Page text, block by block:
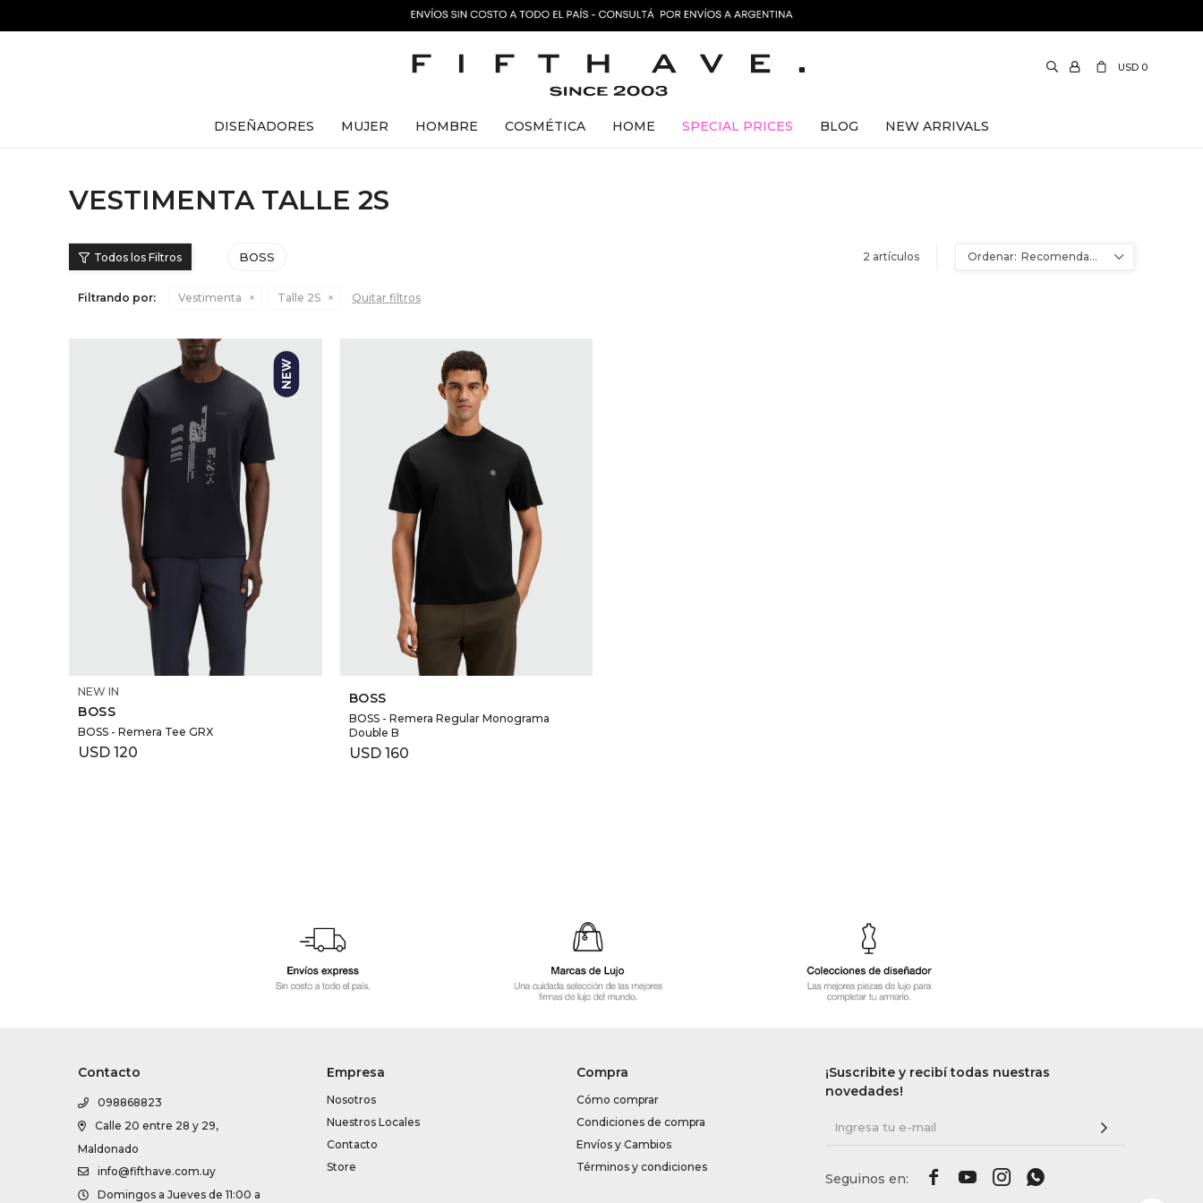
DISEÑADORES MUJER HOMBRE COSMÉTICA HOME SPECIAL PRICES BLOG NEW ARRIVALS
USD 0
VESTIMENTA TALLE 2S
BOSS 2 artículos Recomendados
Filtrando por: Vestimenta Talle 2S Quitar filtros
SELECCIONAR TALLE
NEW IN
BOSS
BOSS - Remera Tee GRX
USD 120
SELECCIONAR TALLE
BOSS
BOSS - Remera Regular Monograma
Double B
USD 160
Contacto
098868823
Calle 20 entre 28 y 29,
Maldonado
info@fifthave.com.uy
Domingos a Jueves de 11:00 a
Empresa
Nosotros
Nuestros Locales
Contacto
Store
Compra
Cómo comprar
Condiciones de compra
Envíos y Cambios
Términos y condiciones
¡Suscribite y recibí todas nuestras
novedades!
   